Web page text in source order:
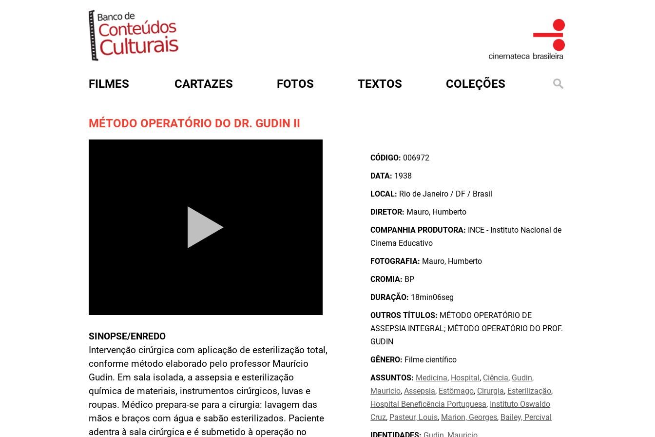
FILMES CARTAZES FOTOS TEXTOS COLEÇÕES
MÉTODO OPERATÓRIO DO DR. GUDIN II
SINOPSE/ENREDO
Intervenção cirúrgica com aplicação de esterilização total,
conforme método elaborado pelo professor Maurício
Gudin. Em sala isolada, a assepsia e esterilização
química de materiais, instrumentos cirúrgicos, luvas e
roupas. Médico prepara-se para a cirurgia: lavagem das
mãos e braços com água e sabão esterilizados. Paciente
adentra à sala cirúrgica e é submetido à operação no
CÓDIGO: 006972
DATA: 1938
LOCAL: Rio de Janeiro / DF / Brasil
DIRETOR: Mauro, Humberto
COMPANHIA PRODUTORA: INCE - Instituto Nacional de
Cinema Educativo
FOTOGRAFIA: Mauro, Humberto
CROMIA: BP
DURAÇÃO: 18min06seg
OUTROS TÍTULOS: MÉTODO OPERATÓRIO DE
ASSEPSIA INTEGRAL; MÉTODO OPERATÓRIO DO PROF.
GUDIN
GÊNERO: Filme científico
ASSUNTOS: Medicina, Hospital, Ciência, Gudin,
Mauricio,Assepsia, Estômago, Cirurgia, Esterilização,
Hospital Beneficência Portuguesa, Instituto Oswaldo
Cruz, Pasteur, Louis, Marion, Georges, Bailey, Percival